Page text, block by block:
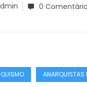
0
ANARQUISTAS